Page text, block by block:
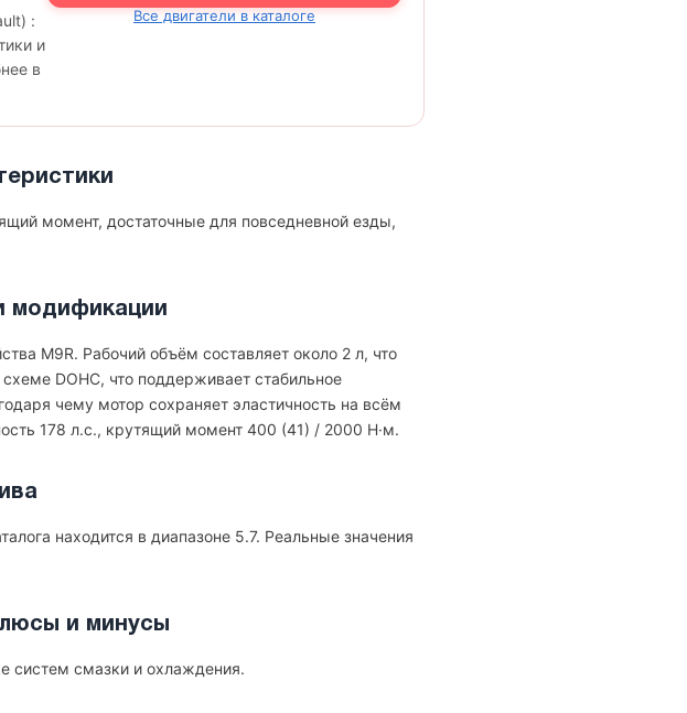
:
и
в
Все двигатели в каталоге
момент, достаточные для повседневной езды,
модификации
M9R. Рабочий объём составляет около 2 л, что
DOHC, что поддерживает стабильное
чему мотор сохраняет эластичность на всём
178 л.с., крутящий момент 400 (41) / 2000 Н·м.
находится в диапазоне 5.7. Реальные значения
и минусы
систем смазки и охлаждения.